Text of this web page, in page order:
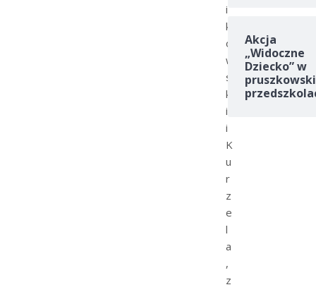
i
k
o
w
s
k
i
i
K
u
r
z
e
l
a
,
z
Akcja
„Widoczne
Dziecko” w